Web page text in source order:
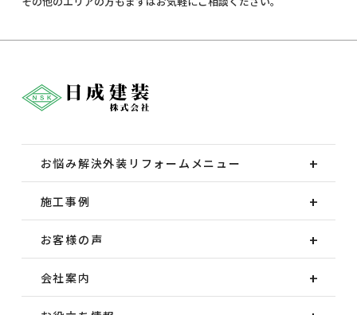
お悩み解決外装 リフォームメニュー
施工事例
お客様の声
会社案内